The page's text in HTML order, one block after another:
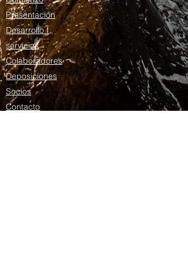
Presentación
Desarrollo I
servicios
Colaboradores
Deposiciones
Socios
Contacto